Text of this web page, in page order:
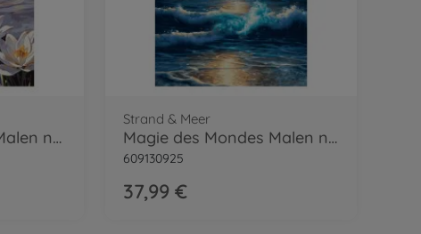
Verliebte Schwäne Malen nach Zahlen
Strand & Meer
Magie des Mondes Malen nach Zahlen
609130925
37,99 €